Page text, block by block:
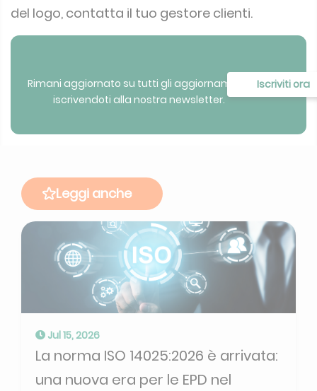
del logo, contatta il tuo gestore clienti.
Rimani aggiornato su tutti gli aggiornamenti
iscrivendoti alla nostra newsletter.
Iscriviti ora
Leggi anche
Jul 15, 2026
La norma ISO 14025:2026 è arrivata:
una nuova era per le EPD nel